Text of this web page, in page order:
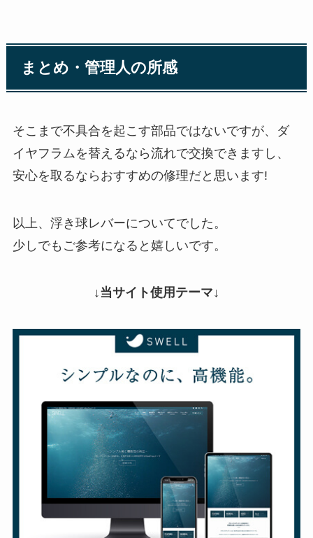
まとめ・管理人の所感
そこまで不具合を起こす部品ではないですが、ダ
イヤフラムを替えるなら流れで交換できますし、
安心を取るならおすすめの修理だと思います!
以上、浮き球レバーについてでした。
少しでもご参考になると嬉しいです。
↓当サイト使用テーマ↓